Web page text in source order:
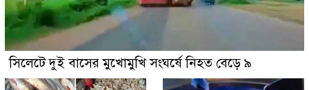
সিলেটে দুই বাসের মুখোমুখি সংঘর্ষে নিহত বেড়ে ৯